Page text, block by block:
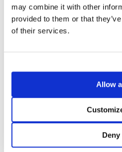
may combine it with other
provided to them or that
of their services.
Allow
Deny
Privacidad*
Autorizo el tratamiento de mis
laPolítica de Privacidadde Basic
Newsletter
Al marcar esta casilla, aceptas